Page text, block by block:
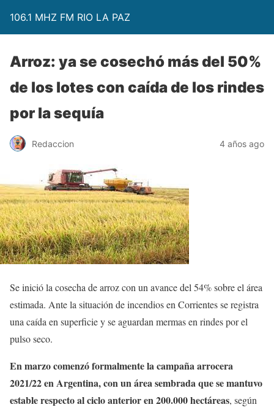
106.1 MHZ FM RIO LA PAZ
Arroz: ya se cosechó más del 50%
de los lotes con caída de los rindes
por la sequía
Redaccion 4 años ago
Se inició la cosecha de arroz con un avance del 54% sobre el área
estimada. Ante la situación de incendios en Corrientes se registra
una caída en superficie y se aguardan mermas en rindes por el
pulso seco.
En marzo comenzó formalmente la campaña arrocera
2021/22 en Argentina, con un área sembrada que se mantuvo
estable respecto al ciclo anterior en 200.000 hectáreas, según